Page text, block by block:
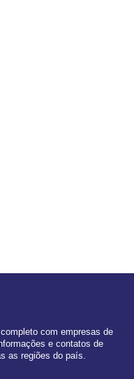
com empresas de
e contatos de
as regiões do país.